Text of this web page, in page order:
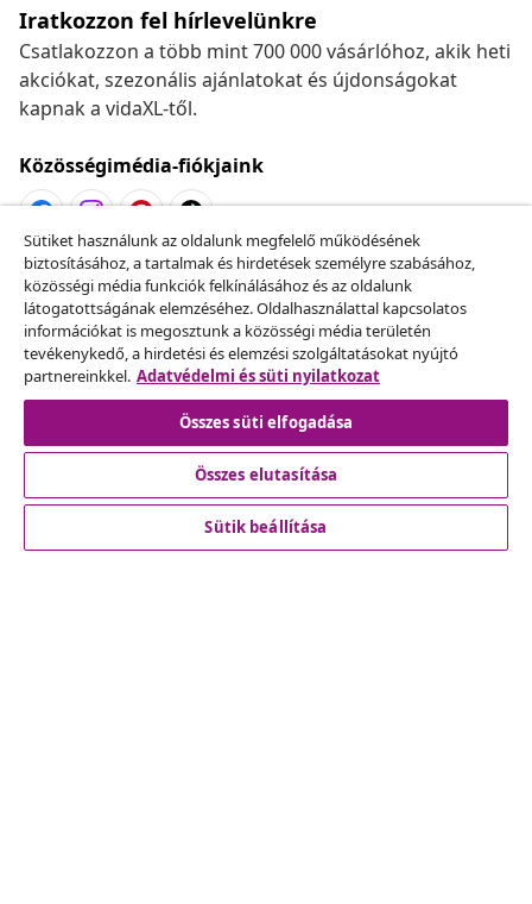
Iratkozzon fel hírlevelünkre
Csatlakozzon a több mint 700 000 vásárlóhoz, akik heti
akciókat, szezonális ajánlatokat és újdonságokat
kapnak a vidaXL-től.
Közösségimédia-fiókjaink
Szerződéstől való elállás
Küldj be egy rendelés lemondására vonatkozó
kérelmet.
Szerződéstől való elállás
Ügyfélszolgálat
Sütiket használunk az oldalunk megfelelő működésének
biztosításához, a tartalmak és hirdetések személyre szabásához,
közösségi média funkciók felkínálásához és az oldalunk
látogatottságának elemzéséhez. Oldalhasználattal kapcsolatos
információkat is megosztunk a közösségi média területén
tevékenykedő, a hirdetési és elemzési szolgáltatásokat nyújtó
partnereinkkel. Adatvédelmi és süti nyilatkozat
Összes süti elfogadása
Összes elutasítása
Sütik beállítása